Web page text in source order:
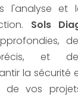
l'analyse et
Sols
et
la sécurité
de vos